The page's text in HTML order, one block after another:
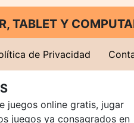
TABLET Y
de Privacidad
juegos online gratis, jugar
juegos ya consagrados en